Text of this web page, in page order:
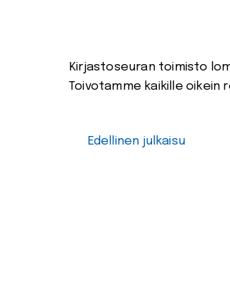
Kirjastoseuran toimisto
Toivotamme kaikille oikein
Edellinen julkaisu